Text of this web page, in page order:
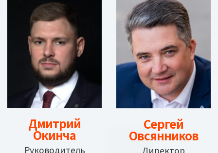
Дмитрий
Окинча
Руководитель
Сергей
Овсянников
Директор